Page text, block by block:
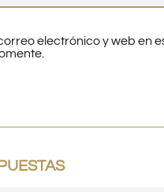
electrónico y web en